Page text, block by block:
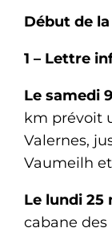
Début de
1 – Lettre
Le samedi
km prévoit
Valernes,
Vaumeilh
Le lundi 25
cabane